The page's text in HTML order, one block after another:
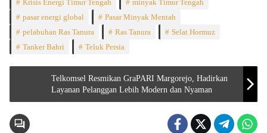
Krisis Energi Timur Tengah
minyak Timur Tengah
pasar energi global
Pasar Minyak Mentah
pelabuhan Ras Tanura
Ras Tanura
Selat Hormuz
Tanker Bahri
Teluk Persia
Telkomsel Resmikan GraPARI Margorejo, Hadirkan
Layanan Pelanggan Lebih Modern dan Nyaman